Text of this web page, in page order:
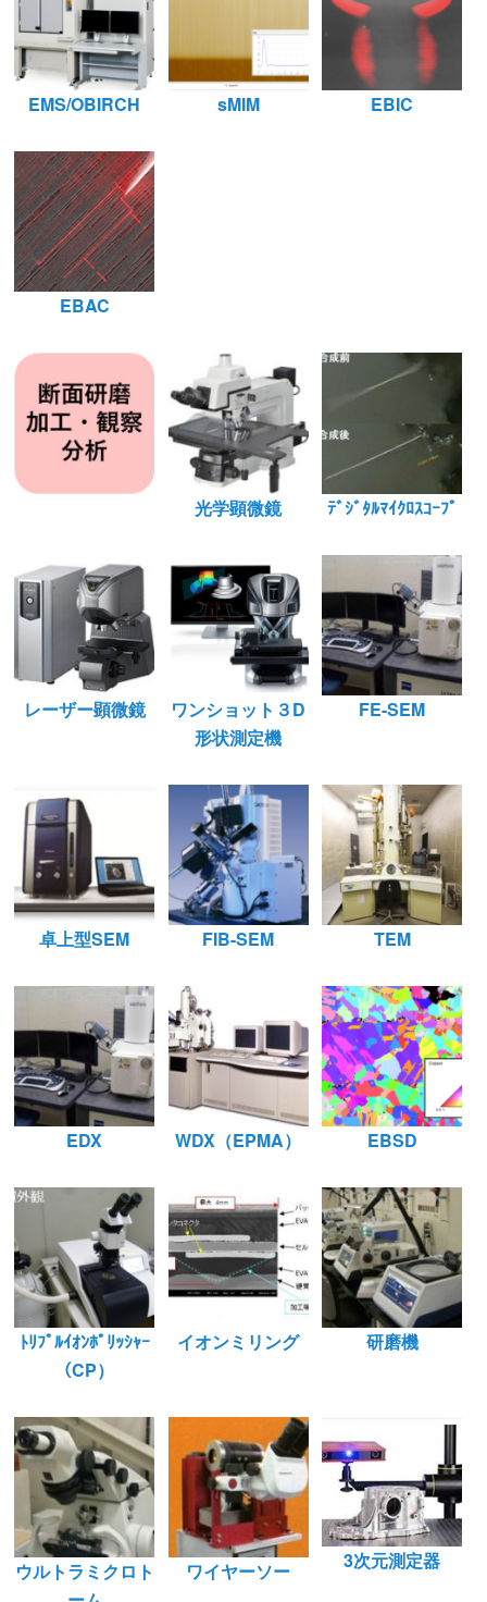
EMS/OBIRCH sMIM EBIC
EBAC
光学顕微鏡 ﾃﾞｼﾞﾀﾙﾏｲｸﾛｽｺｰﾌﾟ
レーザー顕微鏡
ワンショット３D
形状測定機
FE-SEM
卓上型SEM FIB-SEM TEM
EDX WDX（EPMA） EBSD
ﾄﾘﾌﾟﾙｲｵﾝﾎﾟﾘｯｼｬｰ
（CP）
イオンミリング 研磨機
ウルトラミクロト
ワイヤーソー 3次元測定器